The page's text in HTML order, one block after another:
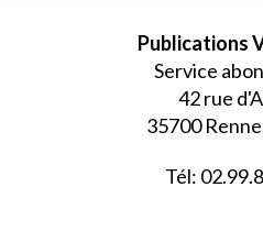
Publications
Service
42 rue
35700
Tél: